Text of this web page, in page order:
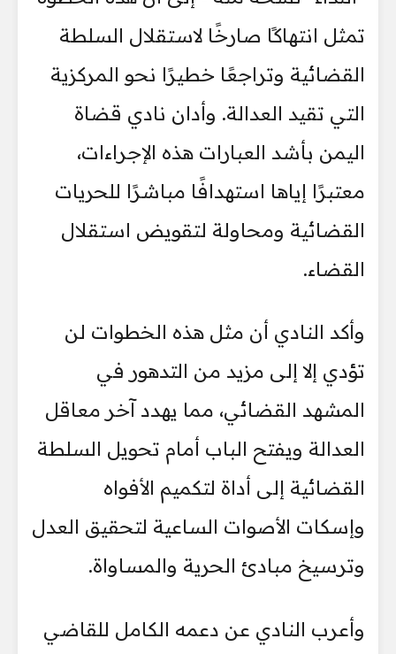
تمثل انتهاكًا صارخًا لاستقلال السلطة
القضائية وتراجعًا خطيرًا نحو المركزية
التي تقيد العدالة. وأدان نادي قضاة
اليمن بأشد العبارات هذه الإجراءات،
معتبرًا إياها استهدافًا مباشرًا للحريات
القضائية ومحاولة لتقويض استقلال
القضاء.
وأكد النادي أن مثل هذه الخطوات لن
تؤدي إلا إلى مزيد من التدهور في
المشهد القضائي، مما يهدد آخر معاقل
العدالة ويفتح الباب أمام تحويل السلطة
القضائية إلى أداة لتكميم الأفواه
وإسكات الأصوات الساعية لتحقيق العدل
وترسيخ مبادئ الحرية والمساواة.
وأعرب النادي عن دعمه الكامل للقاضي